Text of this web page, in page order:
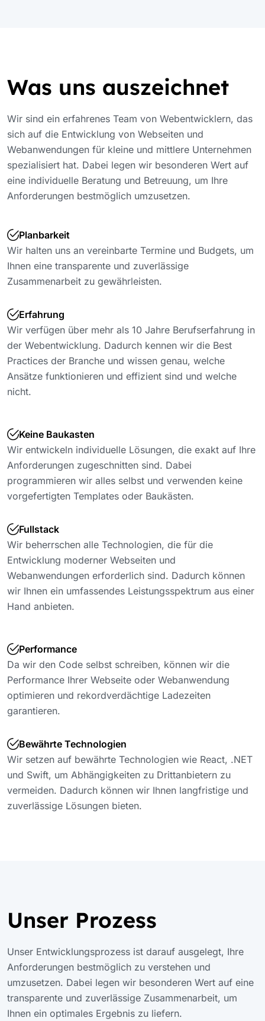
Was uns auszeichnet
Wir sind ein erfahrenes Team von Webentwicklern, das
sich auf die Entwicklung von Webseiten und
Webanwendungen für kleine und mittlere Unternehmen
spezialisiert hat. Dabei legen wir besonderen Wert auf
eine individuelle Beratung und Betreuung, um Ihre
Anforderungen bestmöglich umzusetzen.
Planbarkeit
Wir halten uns an vereinbarte Termine und Budgets, um
Ihnen eine transparente und zuverlässige
Zusammenarbeit zu gewährleisten.
Erfahrung
Wir verfügen über mehr als 10 Jahre Berufserfahrung in
der Webentwicklung. Dadurch kennen wir die Best
Practices der Branche und wissen genau, welche
Ansätze funktionieren und effizient sind und welche
nicht.
Keine Baukasten
Wir entwickeln individuelle Lösungen, die exakt auf Ihre
Anforderungen zugeschnitten sind. Dabei
programmieren wir alles selbst und verwenden keine
vorgefertigten Templates oder Baukästen.
Fullstack
Wir beherrschen alle Technologien, die für die
Entwicklung moderner Webseiten und
Webanwendungen erforderlich sind. Dadurch können
wir Ihnen ein umfassendes Leistungsspektrum aus einer
Hand anbieten.
Performance
Da wir den Code selbst schreiben, können wir die
Performance Ihrer Webseite oder Webanwendung
optimieren und rekordverdächtige Ladezeiten
garantieren.
Bewährte Technologien
Wir setzen auf bewährte Technologien wie React, .NET
und Swift, um Abhängigkeiten zu Drittanbietern zu
vermeiden. Dadurch können wir Ihnen langfristige und
zuverlässige Lösungen bieten.
Unser Prozess
Unser Entwicklungsprozess ist darauf ausgelegt, Ihre
Anforderungen bestmöglich zu verstehen und
umzusetzen. Dabei legen wir besonderen Wert auf eine
transparente und zuverlässige Zusammenarbeit, um
Ihnen ein optimales Ergebnis zu liefern.